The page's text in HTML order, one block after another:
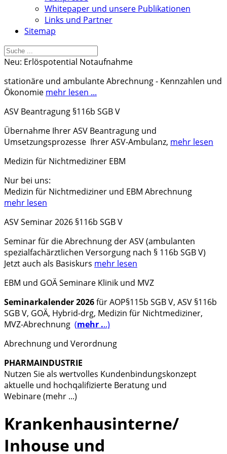
Whitepaper und unsere Publikationen
Links und Partner
Sitemap
Neu: Erlöspotential Notaufnahme
stationäre und ambulante Abrechnung - Kennzahlen und
Ökonomie mehr lesen ...
ASV Beantragung §116b SGB V
Übernahme Ihrer ASV Beantragung und
Umsetzungsprozesse Ihrer ASV-Ambulanz, mehr lesen
Medizin für Nichtmediziner EBM
Nur bei uns:
Medizin für Nichtmediziner und EBM Abrechnung
mehr lesen
ASV Seminar 2026 §116b SGB V
Seminarfür die Abrechnung derASV (ambulanten
spezialfachärztlichen Versorgung nach § 116b SGB V)
Jetzt auch als Basiskurs mehr lesen
EBM und GOÄ Seminare Klinik und MVZ
Seminarkalender 2026für AOP§115b SGB V, ASV §116b
SGB V, GOÄ, Hybrid-drg, Medizin für Nichtmediziner,
MVZ-Abrechnung (mehr ...)
Abrechnung und Verordnung
PHARMAINDUSTRIE
Nutzen Sie als wertvolles Kundenbindungskonzept
aktuelle und hochqalifizierte Beratung und
Webinare (mehr ...)
Krankenhausinterne/
Inhouse und